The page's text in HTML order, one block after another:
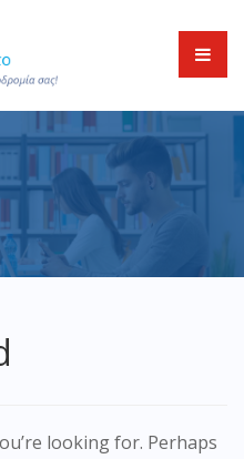
looking for. Perhaps